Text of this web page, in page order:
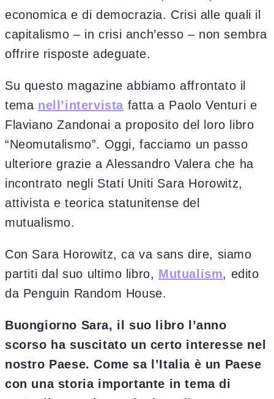
economica e di democrazia. Crisi alle quali il
capitalismo – in crisi anch’esso – non sembra
offrire risposte adeguate.
Su questo magazine abbiamo affrontato il
tema nell’intervista fatta a Paolo Venturi e
Flaviano Zandonai a proposito del loro libro
“Neomutalismo”. Oggi, facciamo un passo
ulteriore grazie a Alessandro Valera che ha
incontrato negli Stati Uniti Sara Horowitz,
attivista e teorica statunitense del
mutualismo.
Con Sara Horowitz, ca va sans dire, siamo
partiti dal suo ultimo libro, Mutualism, edito
da Penguin Random House.
Buongiorno Sara, il suo libro l’anno
scorso ha suscitato un certo interesse nel
nostro Paese. Come sa l’Italia è un Paese
con una storia importante in tema di